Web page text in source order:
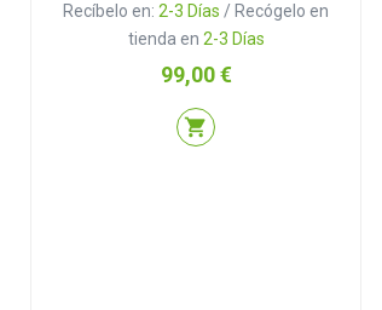
Recíbelo en:2-3 Días/ Recógelo en
tienda en 2-3 Días
Precio
99,00 €
shopping_cart